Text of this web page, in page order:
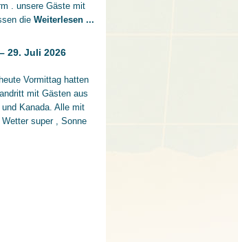
. unsere Gäste mit
die Weiterlesen ...
29. Juli 2026
Vormittag hatten
mit Gästen aus
und Kanada. Alle mit
super , Sonne